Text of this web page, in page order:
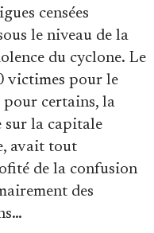
censées
le niveau de la
du cyclone. Le
victimes pour le
certains, la
sur la capitale
avait tout
de la confusion
des